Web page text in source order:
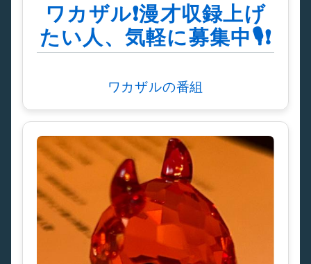
ワカザル❗️漫才収録上げ
たい人、気軽に募集中🎙❗️
ワカザルの番組